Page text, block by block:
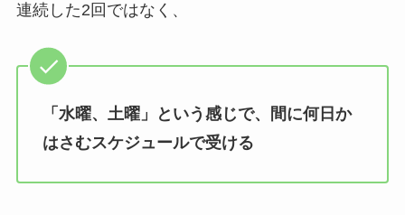
連続した2回ではなく、
「水曜、土曜」という感じで、間に何日か
はさむスケジュールで受ける